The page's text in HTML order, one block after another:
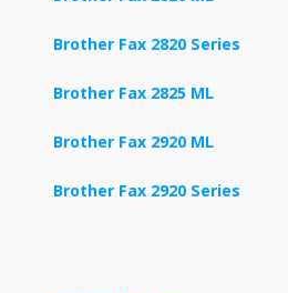
Brother Fax 2820 Series
Brother Fax 2825 ML
Brother Fax 2920 ML
Brother Fax 2920 Series